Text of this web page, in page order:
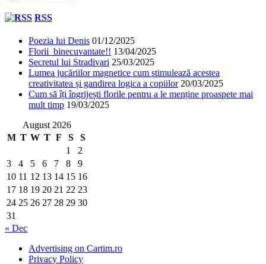
RSS
Poezia lui Denis 01/12/2025
Florii binecuvantate!! 13/04/2025
Secretul lui Stradivari 25/03/2025
Lumea jucăriilor magnetice cum stimulează acestea
creativitatea și gandirea logica a copiilor 20/03/2025
Cum să îți îngrijești florile pentru a le menține proaspete mai
mult timp 19/03/2025
August 2026
M T W T F S
S
1
2
3
4 5 6 7 8
9
10 11 12 13 14 15 16
17 18 19 20 21 22 23
24 25 26 27 28 29 30
31
« Dec
Advertising on Cartim.ro
Privacy Policy